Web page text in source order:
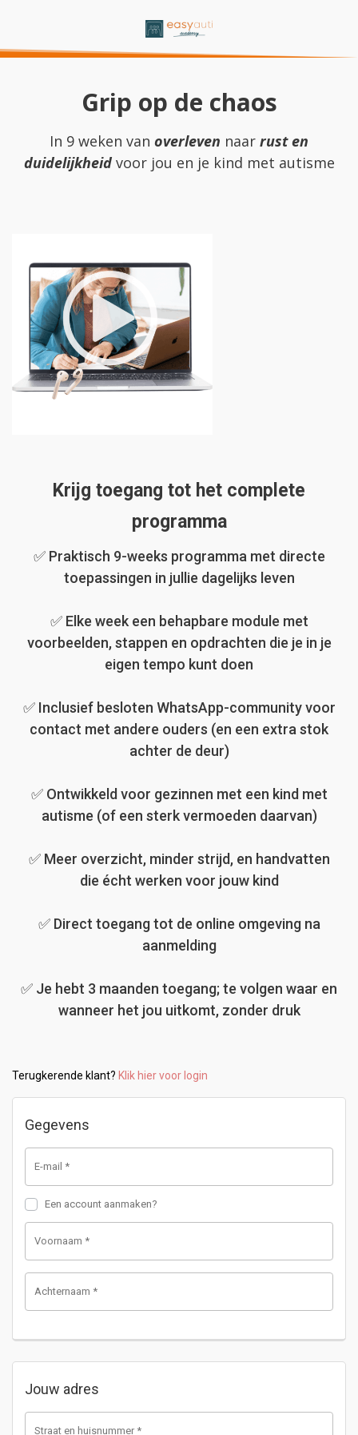
Grip op de chaos
In 9 weken van overleven naar rust en
duidelijkheidvoor jou en je kind met autisme
Krijg toegang tot het complete
programma
✅ Praktisch 9-weeks programma met directe
toepassingen in jullie dagelijks leven
✅ Elke week een behapbare module met
voorbeelden, stappen en opdrachten die je in je
eigen tempo kunt doen
✅ Inclusief besloten WhatsApp-community voor
contact met andere ouders (en een extra stok
achter de deur)
✅ Ontwikkeld voor gezinnen met een kind met
autisme (of een sterk vermoeden daarvan)
✅ Meer overzicht, minder strijd, en handvatten
die écht werken voor jouw kind
✅ Direct toegang tot de online omgeving na
aanmelding
✅ Je hebt 3 maanden toegang; te volgen waar en
wanneer het jou uitkomt, zonder druk
Terugkerende klant? Klik hier voor login
Gegevens
E-mail *
Een account aanmaken?
Voornaam *
Achternaam *
Jouw adres
Straat en huisnummer *